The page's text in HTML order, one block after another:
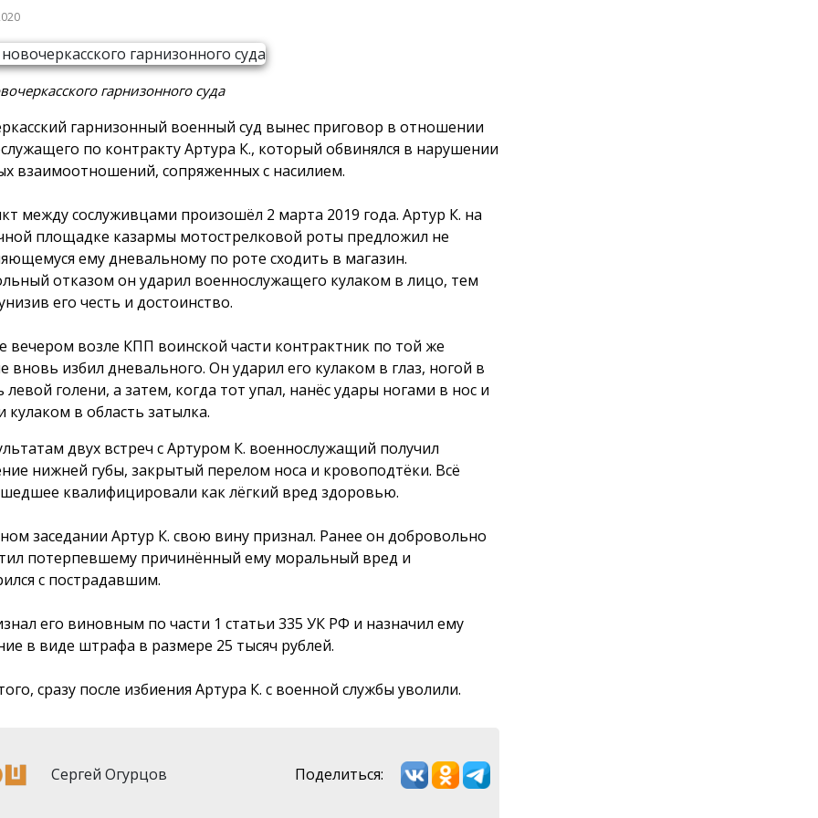
гарнизонного суда
гарнизонный военный суд вынес приговор в отношении
по контракту Артура К., который обвинялся в нарушении
взаимоотношений, сопряженных с насилием.
между сослуживцами произошёл 2 марта 2019 года. Артур К. на
площадке казармы мотострелковой роты предложил не
ему дневальному по роте сходить в магазин.
отказом он ударил военнослужащего кулаком в лицо, тем
его честь и достоинство.
вечером возле КПП воинской части контрактник по той же
вновь избил дневального. Он ударил его кулаком в глаз, ногой в
левой голени, а затем, когда тот упал, нанёс удары ногами в нос и
кулаком в область затылка.
двух встреч с Артуром К. военнослужащий получил
нижней губы, закрытый перелом носа и кровоподтёки. Всё
квалифицировали как лёгкий вред здоровью.
заседании Артур К. свою вину признал. Ранее он добровольно
потерпевшему причинённый ему моральный вред и
с пострадавшим.
его виновным по части 1 статьи 335 УК РФ и назначил ему
в виде штрафа в размере 25 тысяч рублей.
сразу после избиения Артура К. с военной службы уволили.
Сергей Огурцов Поделиться: